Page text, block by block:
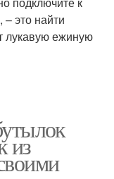
это найти
лукавую ежиную
из